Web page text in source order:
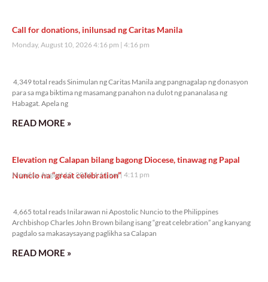
Call for donations, inilunsad ng Caritas Manila
Monday, August 10, 2026 4:16 pm 4:16 pm
4,349 total reads Sinimulan ng Caritas Manila ang pangnagalap ng donasyon
para sa mga biktima ng masamang panahon na dulot ng pananalasa ng
Habagat. Apela ng
READ MORE »
Elevation ng Calapan bilang bagong Diocese, tinawag ng Papal
Nuncio na “great celebration”
Monday, August 10, 2026 4:11 pm 4:11 pm
4,665 total reads Inilarawan ni Apostolic Nuncio to the Philippines
Archbishop Charles John Brown bilang isang “great celebration” ang kanyang
pagdalo sa makasaysayang paglikha sa Calapan
READ MORE »